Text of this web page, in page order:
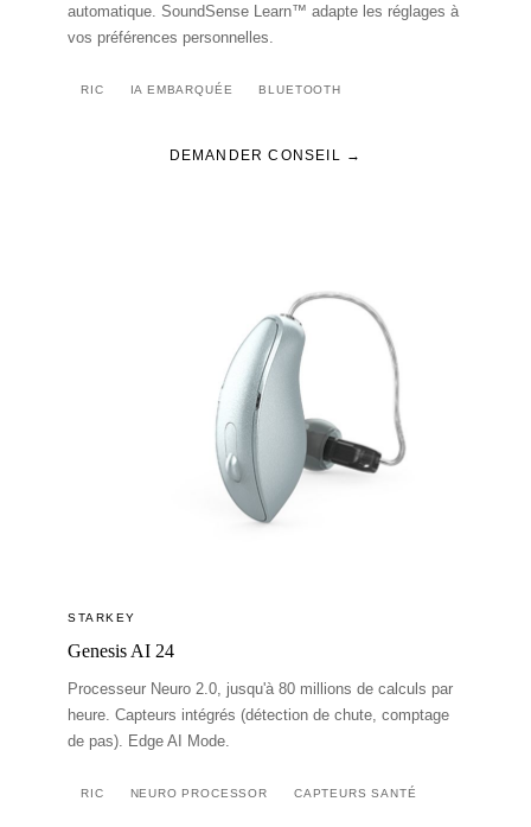
automatique. SoundSense Learn™ adapte les réglages à
vos préférences personnelles.
RIC IA EMBARQUÉE BLUETOOTH
DEMANDER CONSEIL →
STARKEY
Genesis AI 24
Processeur Neuro 2.0, jusqu'à 80 millions de calculs par
heure. Capteurs intégrés (détection de chute, comptage
de pas). Edge AI Mode.
RIC NEURO PROCESSOR CAPTEURS SANTÉ